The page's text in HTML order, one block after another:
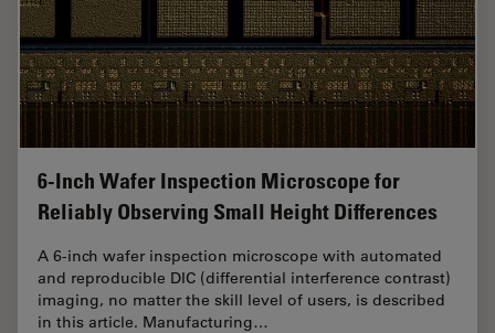
6-Inch Wafer Inspection Microscope for
Reliably Observing Small Height Differences
A 6-inch wafer inspection microscope with automated
and reproducible DIC (differential interference contrast)
imaging, no matter the skill level of users, is described
in this article. Manufacturing…